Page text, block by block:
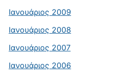
Ιανουάριος 2009
Ιανουάριος 2008
Ιανουάριος 2007
Ιανουάριος 2006